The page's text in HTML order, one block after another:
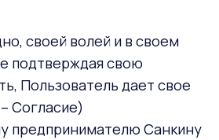
своей волей и в своем
подтверждая свою
Пользователь дает свое
Согласие)
предпринимателю Санкину